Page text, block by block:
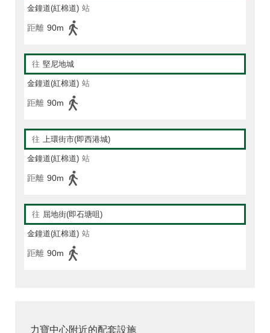
金鐘道(紅棉道) 站
距離 90m
往 堅尼地城
金鐘道(紅棉道) 站
距離 90m
往 上環街市(即西港城)
金鐘道(紅棉道) 站
距離 90m
往 屈地街(即石塘咀)
金鐘道(紅棉道) 站
距離 90m
力寶中心附近的配套設施